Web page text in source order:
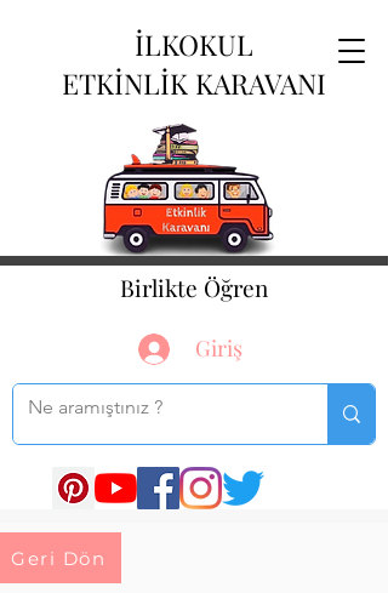
İLKOKUL
ETKİNLİK KARAVANI
Birlikte Öğren
Giriş
Geri Dön